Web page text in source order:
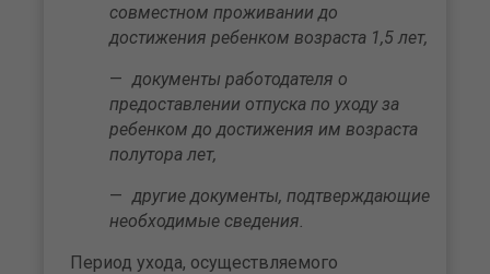
совместном проживании до
достижения ребенком возраста 1,5 лет,
документы работодателя о
предоставлении отпуска по уходу за
ребенком до достижения им возраста
полутора лет,
другие документы, подтверждающие
необходимые сведения.
Период ухода, осуществляемого